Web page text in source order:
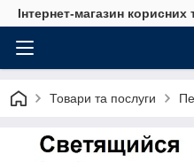
Інтернет-магазин корисних
Товари та послуги